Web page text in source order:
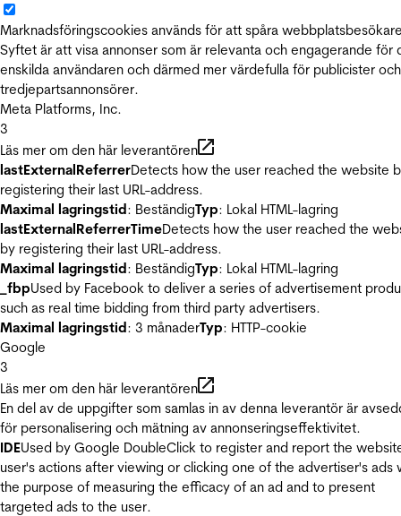
Marknadsföringscookies används för att spåra
Syftet är att visa annonser som är relevanta och engagerande för
enskilda användaren och därmed mer värdefulla för publicister och
tredjepartsannonsörer.
Meta Platforms, Inc.
3
Läs mer om den här leverantören
lastExternalReferrerDetects how the user reached the website
registering their last URL-address.
Maximal lagringstid: BeständigTyp: Lokal HTML-lagring
lastExternalReferrerTimeDetects how the user reached the
by registering their last URL-address.
Maximal lagringstid: BeständigTyp: Lokal HTML-lagring
_fbpUsed by Facebook to deliver a series of advertisement
such as real time bidding from third party advertisers.
Maximal lagringstid: 3 månaderTyp: HTTP-cookie
Google
3
Läs mer om den här leverantören
En del av de uppgifter som samlas in av denna leverantör är
för personalisering och mätning av annonseringseffektivitet.
IDEUsed by Google DoubleClick to register and report the
user's actions after viewing or clicking one of the advertiser's ads
the purpose of measuring the efficacy of an ad and to present
targeted ads to the user.